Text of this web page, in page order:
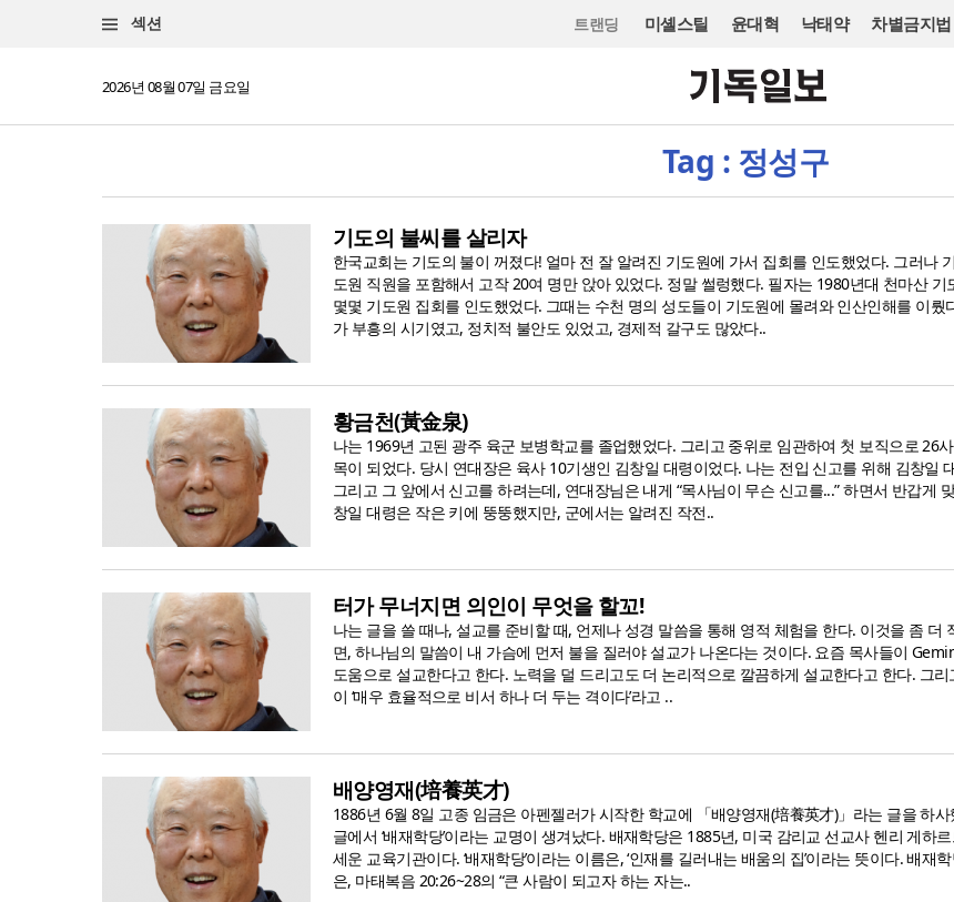
섹션 트랜딩 미셸스틸 윤대혁 낙태약 차별금지법
2026년 08월 07일 금요일
Tag : 정성구
기도의 불씨를 살리자
한국교회는 기도의 불이 꺼졌다! 얼마 전 잘 알려진 기도원에 가서 집회를 인도했었다. 그러나
도원 직원을 포함해서 고작 20여 명만 앉아 있었다. 정말 썰렁했다. 필자는 1980년대 천마산 기
몇몇 기도원 집회를 인도했었다. 그때는 수천 명의 성도들이 기도원에 몰려와 인산인해를 이뤘
가 부흥의 시기였고, 정치적 불안도 있었고, 경제적 갈구도 많았다..
황금천(黃金泉)
나는 1969년 고된 광주 육군 보병학교를 졸업했었다. 그리고 중위로 임관하여 첫 보직으로 26
목이 되었다. 당시 연대장은 육사 10기생인 김창일 대령이었다. 나는 전입 신고를 위해 김창일
그리고 그 앞에서 신고를 하려는데, 연대장님은 내게 “목사님이 무슨 신고를...” 하면서 반갑게
창일 대령은 작은 키에 뚱뚱했지만, 군에서는 알려진 작전..
터가 무너지면 의인이 무엇을 할꼬!
나는 글을 쓸 때나, 설교를 준비할 때, 언제나 성경 말씀을 통해 영적 체험을 한다. 이것을 좀 더
면, 하나님의 말씀이 내 가슴에 먼저 불을 질러야 설교가 나온다는 것이다. 요즘 목사들이
도움으로 설교한다고 한다. 노력을 덜 드리고도 더 논리적으로 깔끔하게 설교한다고 한다. 그
이 ‘매우 효율적으로 비서 하나 더 두는 격이다’라고 ..
배양영재(培養英才)
1886년 6월 8일 고종 임금은 아펜젤러가 시작한 학교에 「배양영재(培養英才)」라는 글을 하
글에서 ‘배재학당’이라는 교명이 생겨났다. 배재학당은 1885년, 미국 감리교 선교사 헨리 게하
세운 교육기관이다. ‘배재학당’이라는 이름은, ‘인재를 길러내는 배움의 집’이라는 뜻이다. 배재
은, 마태복음 20:26~28의 “큰 사람이 되고자 하는 자는..